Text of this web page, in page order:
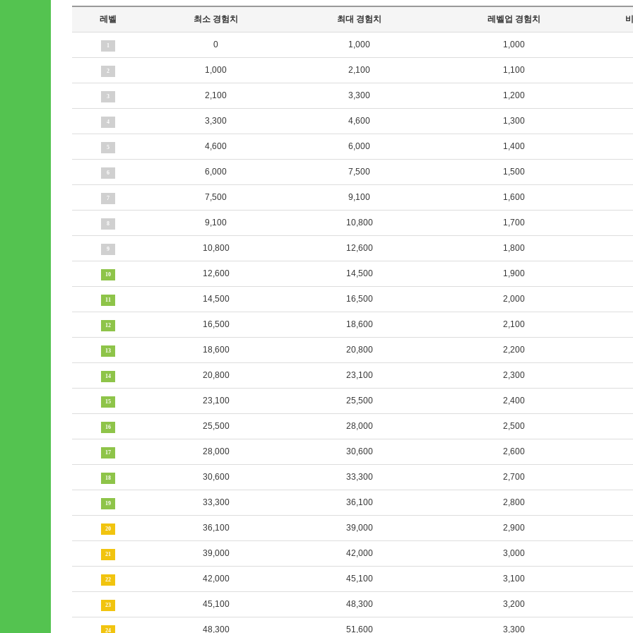
레벨 최소 경험치 최대 경험치 레벨업 경험치
0 1,000 1,000
2 1,000 2,100 1,100
3 2,100 3,300 1,200
4 3,300 4,600 1,300
5 4,600 6,000 1,400
6 6,000 7,500 1,500
7 7,500 9,100 1,600
9,100 10,800 1,700
9 10,800 12,600 1,800
10 12,600 14,500 1,900
11 14,500 16,500 2,000
12 16,500 18,600 2,100
13 18,600 20,800 2,200
14 20,800 23,100 2,300
15 23,100 25,500 2,400
16 25,500 28,000 2,500
17 28,000 30,600 2,600
18 30,600 33,300 2,700
19 33,300 36,100 2,800
20 36,100 39,000 2,900
21 39,000 42,000 3,000
22 42,000 45,100 3,100
23 45,100 48,300 3,200
24 48,300 51,600 3,300